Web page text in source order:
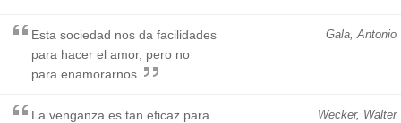
Gala, Antonio
Esta sociedad nos da facilidades
para hacer el amor, pero no
para enamorarnos.
Wecker, Walter
La venganza es tan eficaz para